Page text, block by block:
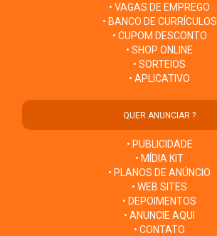
• VAGAS DE EMPREGO
• BANCO DE CURRÍCULOS
• CUPOM DESCONTO
• SHOP ONLINE
• SORTEIOS
• APLICATIVO
QUER ANUNCIAR ?
• PUBLICIDADE
• MÍDIA KIT
• PLANOS DE ANÚNCIO
• WEB SITES
• DEPOIMENTOS
• ANUNCIE AQUI
• CONTATO